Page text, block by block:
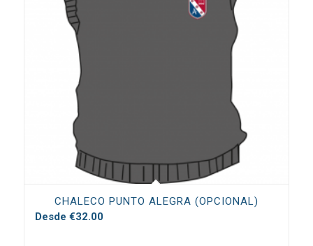
CHALECO PUNTO ALEGRA (OPCIONAL)
Desde €32.00